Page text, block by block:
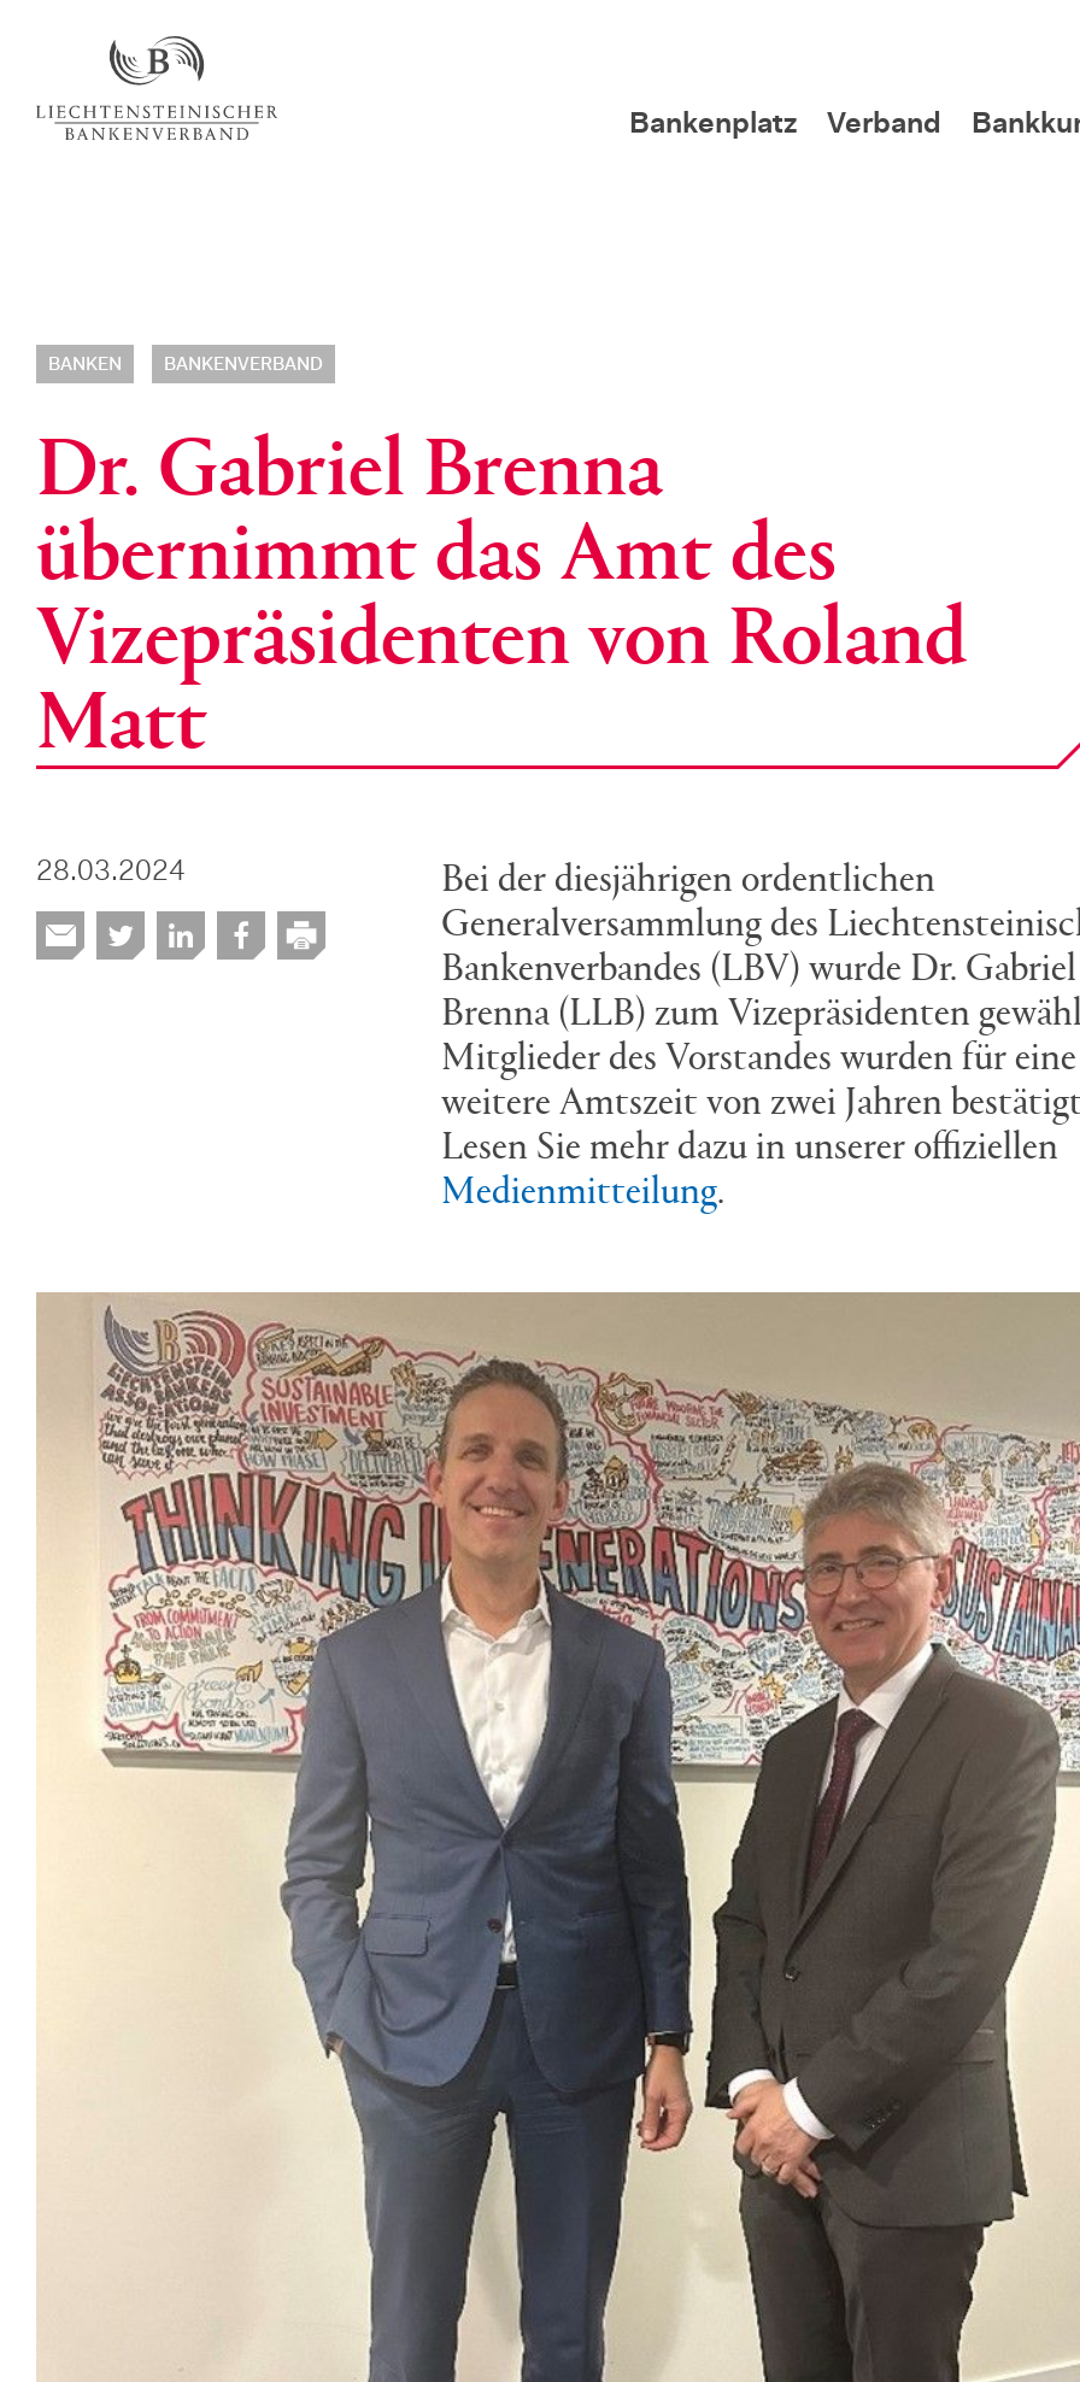
Bankenplatz Verband
BANKEN BANKENVERBAND
Dr. Gabriel Brenna
übernimmt das Amt des
Vizepräsidenten von Roland
Matt
28.03.2024
Bei der diesjährigen ordentlichen
Generalversammlung des
Bankenverbandes (LBV) wurde Dr. Gabriel
Brenna (LLB) zum Vizepräsidenten
Mitglieder des Vorstandes wurden für eine
weitere Amtszeit von zwei Jahren
Lesen Sie mehr dazu in unserer offiziellen
Medienmitteilung.